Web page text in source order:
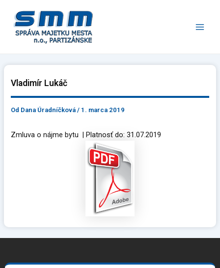
obsah
Vladimír Lukáč
Od Dana Úradníčková/ 1. marca 2019
Zmluva o nájme bytu | Platnosť do: 31.07.2019